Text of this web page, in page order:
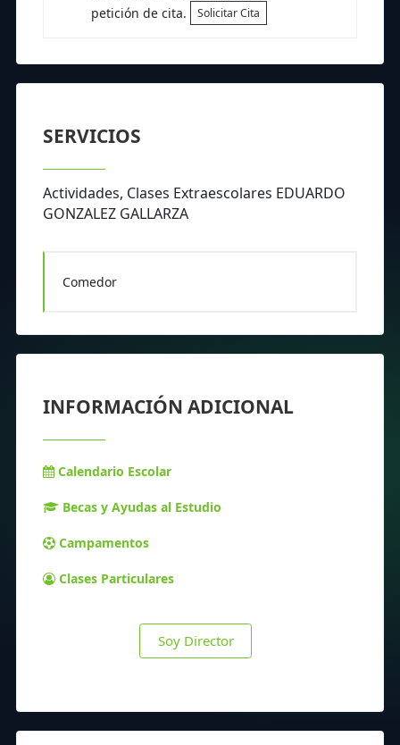
petición de cita.
Solicitar Cita
SERVICIOS
Actividades, Clases Extraescolares EDUARDO
GONZALEZ GALLARZA
Comedor
INFORMACIÓN ADICIONAL
Calendario Escolar
Becas y Ayudas al Estudio
Campamentos
Clases Particulares
Soy Director